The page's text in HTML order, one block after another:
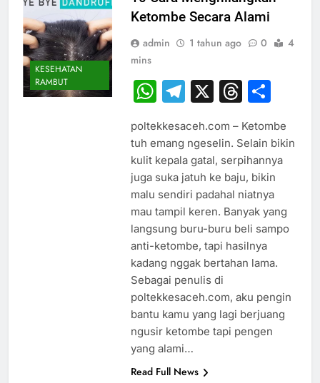
KESEHATAN
RAMBUT
Ketombe Secara Alami
admin 1 tahun ago 0
4
mins
WhatsApp
Telegram
X
poltekkesaceh.com – Ketombe
tuh emang ngeselin. Selain bikin
kulit kepala gatal, serpihannya
juga suka jatuh ke baju, bikin
malu sendiri padahal niatnya
mau tampil keren. Banyak yang
langsung buru-buru beli sampo
anti-ketombe, tapi hasilnya
kadang nggak bertahan lama.
Sebagai penulis di
poltekkesaceh.com, aku pengin
bantu kamu yang lagi berjuang
ngusir ketombe tapi pengen
yang alami…
Read Full News